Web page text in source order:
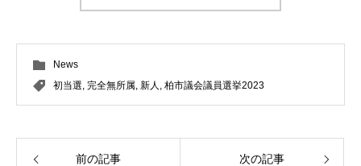
News
初当選, 完全無所属, 新人 , 柏市議会議員選挙2023
前の記事 次の記事